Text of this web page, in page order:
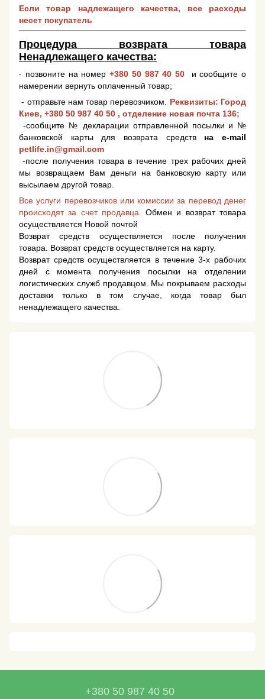
Если товар надлежащего качества, все расходы
несет покупатель
Процедура возврата товара
Ненадлежащего качества:
- позвоните на номер +380 50 987 40 50
и сообщите о
намерении вернуть оплаченный товар;
- отправьте нам товар перевозчиком. Реквизиты: Город
Киев, +380 50 987 40 50 , отделение новая почта 136;
-сообщите № декларации отправленной посылки и №
банковской карты для возврата средств на e-mail
petlife.in@gmail.com
-после получения товара в течение трех рабочих дней
мы возвращаем Вам деньги на банковскую карту или
высылаем другой товар.
Все услуги перевозчиков или комиссии за перевод денег
происходят за счет продавца.Обмен и возврат товара
осуществляется Новой почтой
Возврат средств осуществляется после получения
товара. Возврат средств осуществляется на карту.
Возврат средств осуществляется в течение 3-х рабочих
дней с момента получения посылки на отделении
логистических служб продавцом. Мы покрываем расходы
доставки только в том случае, когда товар был
ненадлежащего качества.
+380 50 987 40 50